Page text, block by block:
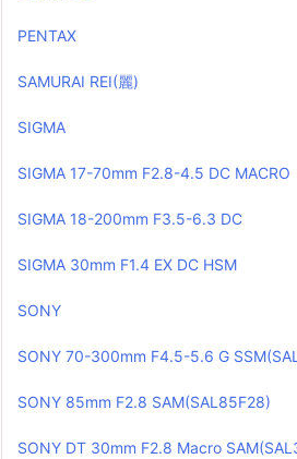
PENTAX
SAMURAI REI(麗)
SIGMA
SIGMA 17-70mm F2.8-4.5 DC MACRO
SIGMA 18-200mm F3.5-6.3 DC
SIGMA 30mm F1.4 EX DC HSM
SONY
SONY 70-300mm F4.5-5.6 G
SONY 85mm F2.8 SAM(SAL85F28)
SONY DT 30mm F2.8 Macro